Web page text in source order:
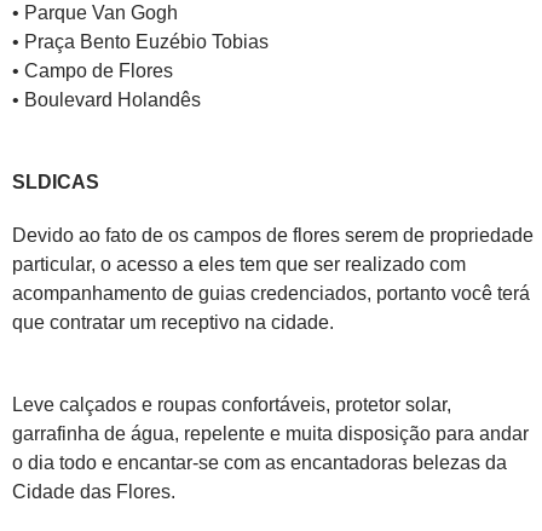
• Parque Van Gogh
• Praça Bento Euzébio Tobias
• Campo de Flores
• Boulevard Holandês
SLDICAS
Devido ao fato de os campos de flores serem de propriedade
particular, o acesso a eles tem que ser realizado com
acompanhamento de guias credenciados, portanto você terá
que contratar um receptivo na cidade.
Leve calçados e roupas confortáveis, protetor solar,
garrafinha de água, repelente e muita disposição para andar
o dia todo e encantar-se com as encantadoras belezas da
Cidade das Flores.